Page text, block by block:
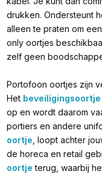
drukken. Ondersteunt
alleen te praten om
only oortjes
zelf geen
Portofoon oortjes zijn
Het beveiligingsoortje
op en wordt daarom
portiers en andere
oortje, loopt achter
de horeca en retail
oortje terug, waarbij